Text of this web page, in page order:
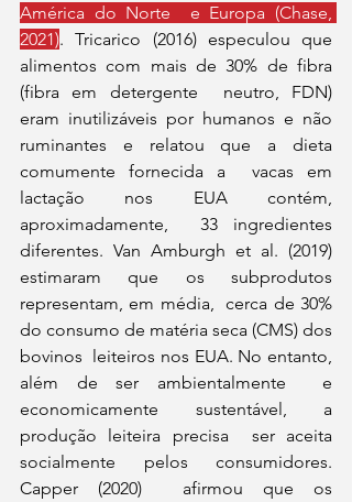
América do Norte  e Europa (Chase,
2021). Tricarico (2016) especulou que
alimentos com mais de 30% de fibra
(fibra em detergente  neutro, FDN)
eram inutilizáveis por humanos e não
ruminantes e relatou que a dieta
comumente fornecida a  vacas em
lactação nos EUA contém,
aproximadamente,  33 ingredientes
diferentes. Van Amburgh et al. (2019)
estimaram que os subprodutos
representam, em média,  cerca de 30%
do consumo de matéria seca (CMS) dos
bovinos  leiteiros nos EUA. No entanto,
além de ser ambientalmente  e
economicamente sustentável, a
produção leiteira precisa  ser aceita
socialmente pelos consumidores.
Capper (2020)  afirmou que os